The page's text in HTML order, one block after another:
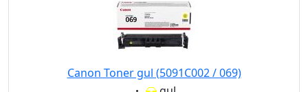
Canon Toner gul (5091C002 / 069)